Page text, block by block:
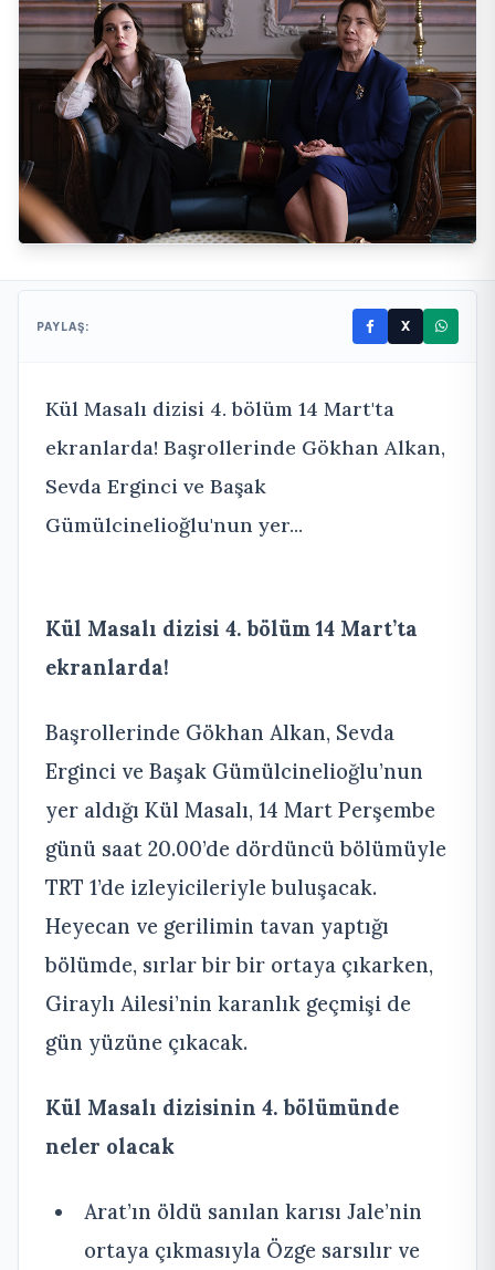
PAYLAŞ: X
Kül Masalı dizisi 4. bölüm 14 Mart'ta
ekranlarda! Başrollerinde Gökhan Alkan,
Sevda Erginci ve Başak
Gümülcinelioğlu'nun yer...
Kül Masalı dizisi 4. bölüm 14 Mart’ta
ekranlarda!
Başrollerinde Gökhan Alkan, Sevda
Erginci ve Başak Gümülcinelioğlu’nun
yer aldığı Kül Masalı, 14 Mart Perşembe
günü saat 20.00’de dördüncü bölümüyle
TRT 1’de izleyicileriyle buluşacak.
Heyecan ve gerilimin tavan yaptığı
bölümde, sırlar bir bir ortaya çıkarken,
Giraylı Ailesi’nin karanlık geçmişi de
gün yüzüne çıkacak.
Kül Masalı dizisinin 4. bölümünde
neler olacak
Arat’ın öldü sanılan karısı Jale’nin
ortaya çıkmasıyla Özge sarsılır ve